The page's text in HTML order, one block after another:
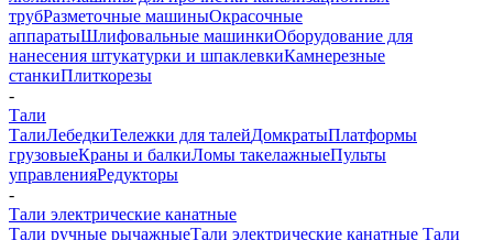
трубРазметочные машиныОкрасочные
аппаратыШлифовальные машинкиОборудование для
нанесения штукатурки и шпаклевкиКамнерезные
станкиПлиткорезы
-
Тали
ТалиЛебедкиТележки для талейДомкратыПлатформы
грузовыеКраны и балкиЛомы такелажныеПульты
управленияРедукторы
-
Тали электрические канатные
Тали ручные рычажныеТали электрические канатные Тали